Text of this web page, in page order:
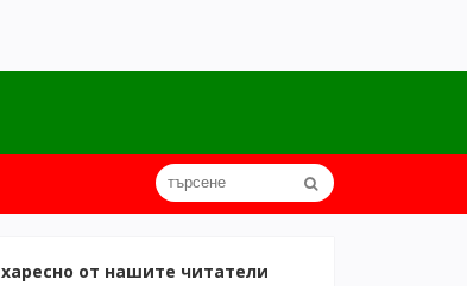
харесно от нашите читатели